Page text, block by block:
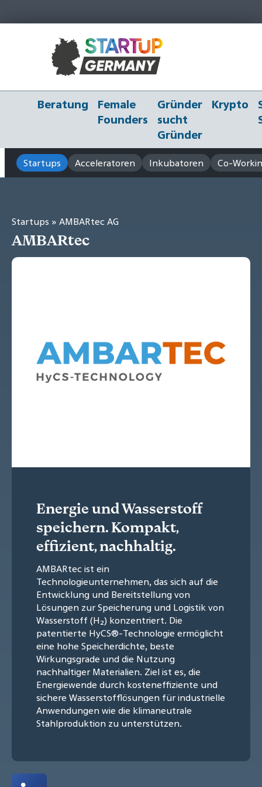
Beratung
Female
Founders
Gründer
sucht
Gründer
Krypto
Startups Acceleratoren Inkubatoren Co-
Startups » AMBARtec AG
AMBARtec
Energie und Wasserstoff
speichern. Kompakt,
effizient, nachhaltig.
AMBARtec ist ein
Technologieunternehmen, das sich auf die
Entwicklung und Bereitstellung von
Lösungen zur Speicherung und Logistik von
Wasserstoff (H₂) konzentriert. Die
patentierte HyCS®-Technologie ermöglicht
eine hohe Speicherdichte, beste
Wirkungsgrade und die Nutzung
nachhaltiger Materialien. Ziel ist es, die
Energiewende durch kosteneffiziente und
sichere Wasserstofflösungen für industrielle
Anwendungen wie die klimaneutrale
Stahlproduktion zu unterstützen.